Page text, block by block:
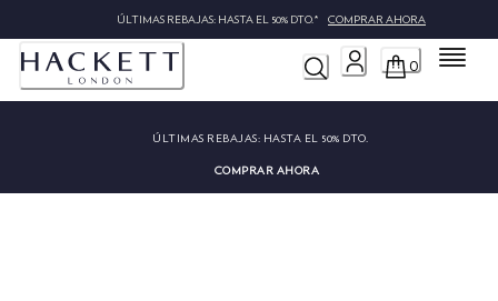
ÚLTIMAS REBAJAS: HASTA EL 50% DTO.* COMPRAR AHORA
0 Menú
ÚLTIMAS REBAJAS: HASTA EL 50% DTO.
COMPRAR AHORA